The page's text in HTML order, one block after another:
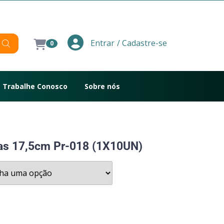
0 Entrar / Cadastre-se
Trabalhe Conosco Sobre nós
17,5cm Pr-018 (1X10UN)